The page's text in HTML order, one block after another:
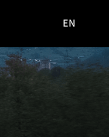
사이트로
이동
EN